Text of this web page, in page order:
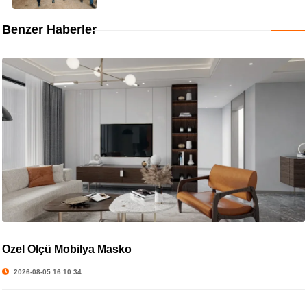
Benzer Haberler
Özel Ölçü Mobilya Masko
2026-08-05 16:10:34